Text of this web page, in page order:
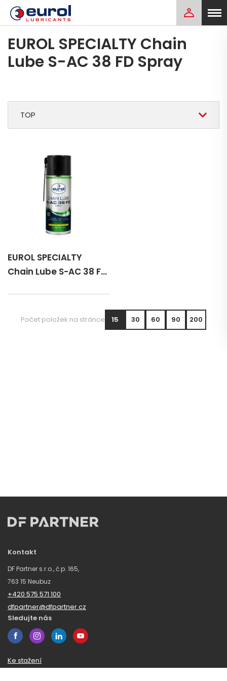
EUROL SPECIALTY Chain
Lube S-AC 38 FD Spray
TOP
EUROL SPECIALTY
Chain Lube S-AC 38 FD
Počet položek na stránce 15 30 60 90 200
Kontakt
DF Partner s.r.o., č.p. 165,
763 15 Neubuz
+420 575 571 100
dfpartner@dfpartner.cz
Sledujte nás
Ke stažení